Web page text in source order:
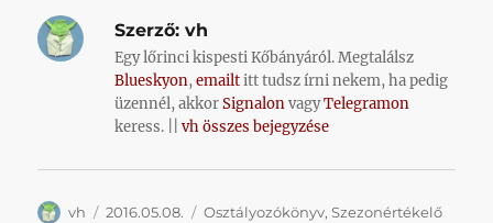
Szerző: vh
Egy lőrinci kispesti Kőbányáról. Megtalálsz
Blueskyon,emailtitt tudsz írni nekem, ha pedig
üzennél, akkorSignalonvagyTelegramon
keress. ||vh összes bejegyzése
Szerző
vh Közzétéve
2016.05.08. Kategória
Osztályozókönyv,Szezonértékelő